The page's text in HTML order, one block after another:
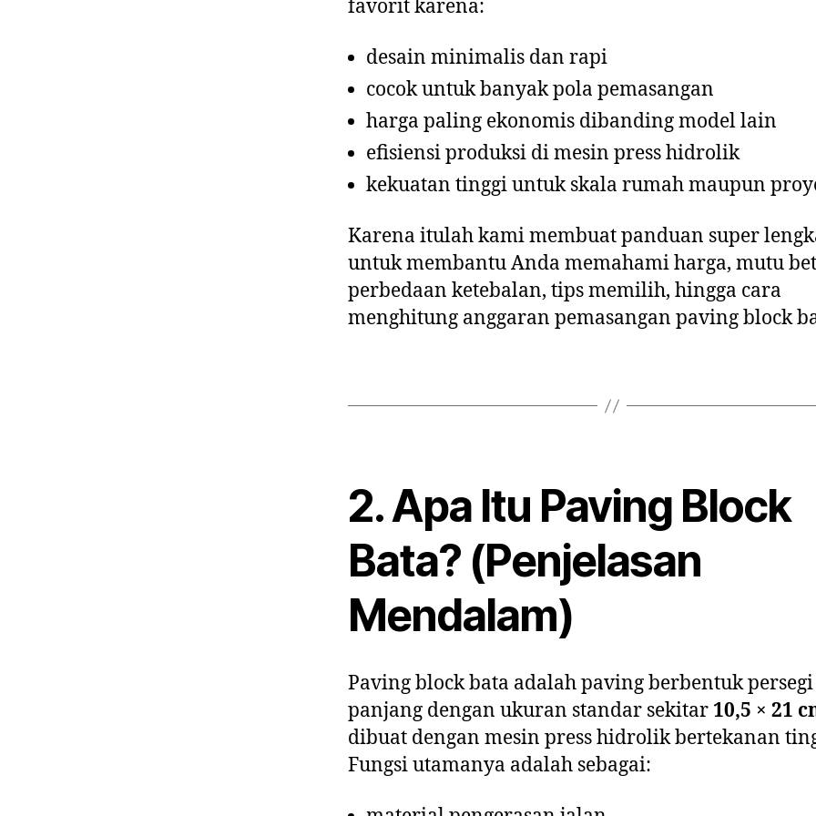
favorit karena:
desain minimalis dan rapi
cocok untuk banyak pola pemasangan
harga paling ekonomis dibanding model lain
efisiensi produksi di mesin press hidrolik
kekuatan tinggi untuk skala rumah maupun
Karena itulah kami membuat panduan super
untuk membantu Anda memahami harga, mutu
perbedaan ketebalan, tips memilih, hingga cara
menghitung anggaran pemasangan paving block
2. Apa Itu Paving Block
Bata? (Penjelasan
Mendalam)
Paving block bata adalah paving berbentuk persegi
panjang dengan ukuran standar sekitar 10,5 × 21
dibuat dengan mesin press hidrolik bertekanan
Fungsi utamanya adalah sebagai: